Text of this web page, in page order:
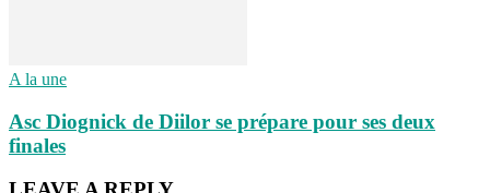
A la une
Asc Diognick de Diilor se prépare pour ses deux
finales